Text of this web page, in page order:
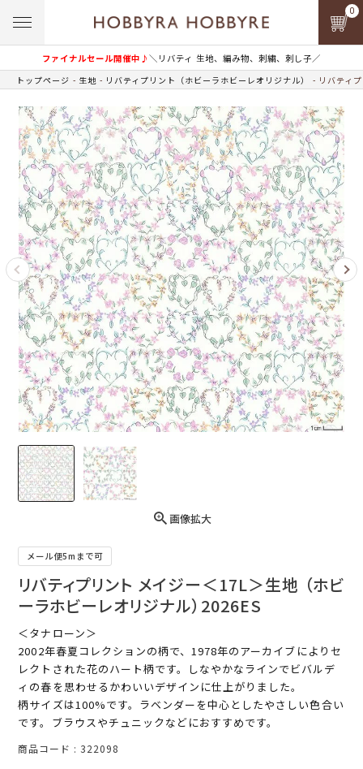
ファイナルセール開催中♪＼リバティ 生地、編み物、刺繍、刺し子／
0
トップページ 生地 リバティプリント（ホビーラホビーレオリジナル） リバティ
画像拡大
メール便5mまで可
リバティプリント メイジー＜17L＞生地 （ホビ
ーラホビーレオリジナル）2026ES
＜タナローン＞
2002年春夏コレクションの柄で、1978年のアーカイブによりセ
レクトされた花のハート柄です。しなやかなラインでビバルデ
ィの春を思わせるかわいいデザインに仕上がりました。
柄サイズは100%です。ラベンダーを中心としたやさしい色合い
です。ブラウスやチュニックなどにおすすめです。
商品コード 322098